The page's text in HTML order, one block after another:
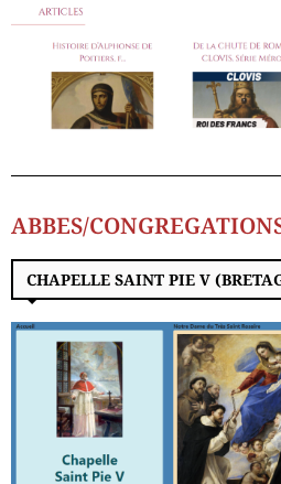
ABBES/
CHAPELLE SAINT PIE V